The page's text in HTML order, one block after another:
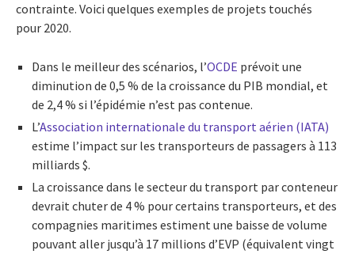
contrainte. Voici quelques exemples de projets touchés
pour 2020.
Dans le meilleur des scénarios, l’OCDE prévoit une
diminution de 0,5 % de la croissance du PIB mondial, et
de 2,4 % si l’épidémie n’est pas contenue.
L’Association internationale du transport aérien (IATA)
estime l’impact sur les transporteurs de passagers à 113
milliards $.
La croissance dans le secteur du transport par conteneur
devrait chuter de 4 % pour certains transporteurs, et des
compagnies maritimes estiment une baisse de volume
pouvant aller jusqu’à 17 millions d’EVP (équivalent vingt